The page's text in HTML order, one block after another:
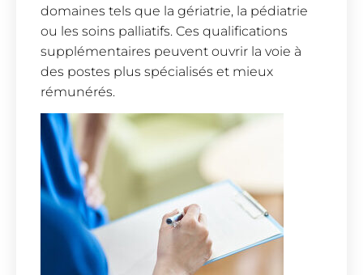
domaines tels que la gériatrie, la pédiatrie
ou les soins palliatifs. Ces qualifications
supplémentaires peuvent ouvrir la voie à
des postes plus spécialisés et mieux
rémunérés.